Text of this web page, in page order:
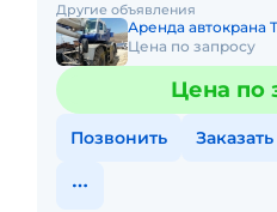
дорогам общего
Другие объявления
Аренда автокрана
Цена по запросу
Цена по
Позвонить Заказать